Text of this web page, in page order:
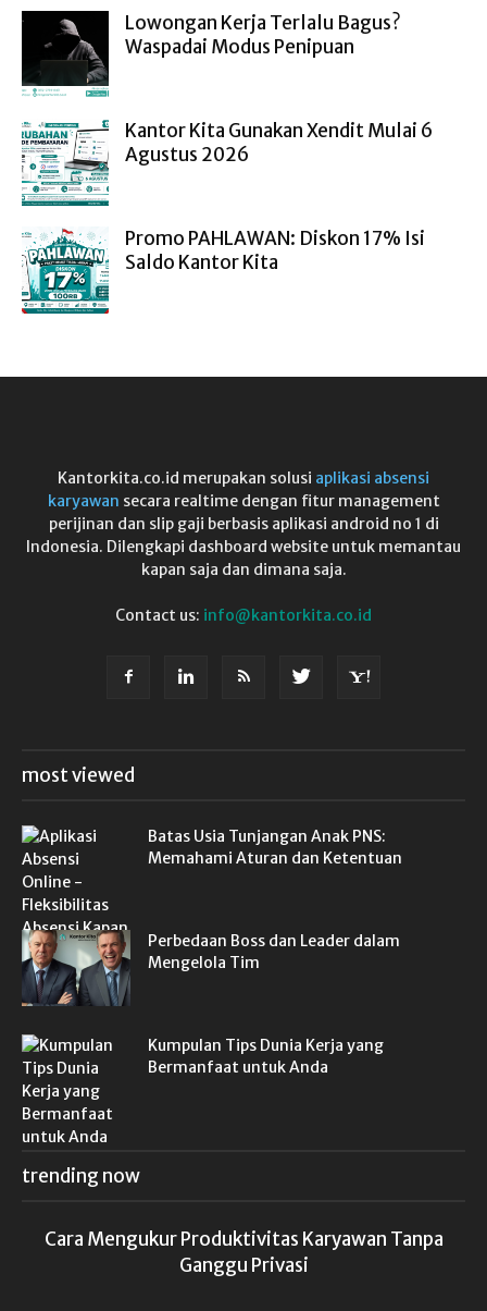
Lowongan Kerja Terlalu Bagus?
Waspadai Modus Penipuan
Kantor Kita Gunakan Xendit Mulai 6
Agustus 2026
Promo PAHLAWAN: Diskon 17% Isi
Saldo Kantor Kita
Kantorkita.co.id merupakan solusi aplikasi absensi
karyawan secara realtime dengan fitur management
perijinan dan slip gaji berbasis aplikasi android no 1 di
Indonesia. Dilengkapi dashboard website untuk memantau
kapan saja dan dimana saja.
Contact us: info@kantorkita.co.id
most viewed
Batas Usia Tunjangan Anak PNS:
Memahami Aturan dan Ketentuan
Perbedaan Boss dan Leader dalam
Mengelola Tim
Kumpulan Tips Dunia Kerja yang
Bermanfaat untuk Anda
trending now
Cara Mengukur Produktivitas Karyawan Tanpa
Ganggu Privasi